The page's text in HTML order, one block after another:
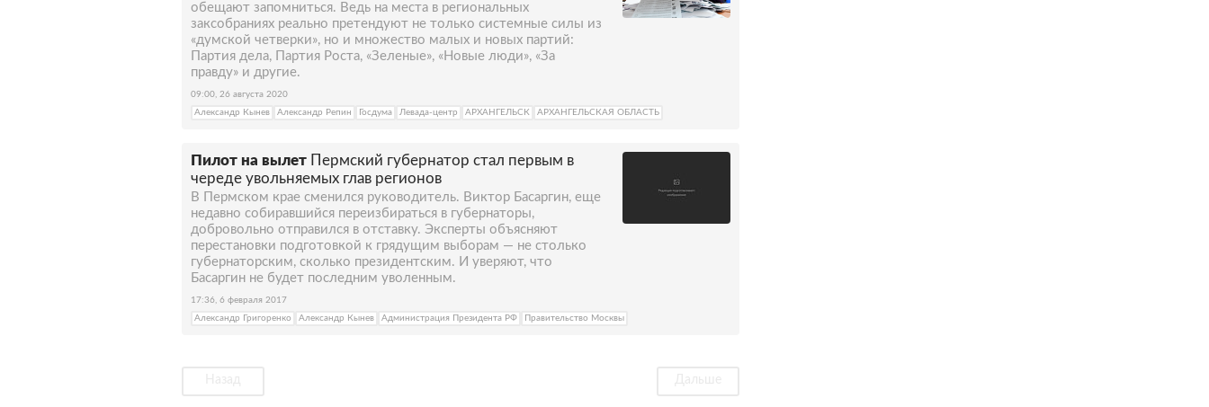
обещают запомниться. Ведь на места в региональных
заксобраниях реально претендуют не только системные силы из
«думской четверки», но и множество малых и новых партий:
Партия дела, Партия Роста, «Зеленые», «Новые люди», «За
правду» и другие.
09:00, 26 августа 2020
Александр Кынев
Александр Репин Госдума Левада-центр АРХАНГЕЛЬСК АРХАНГЕЛЬСКАЯ ОБЛАСТЬ
Пилот на вылет Пермский губернатор стал первым в
череде увольняемых глав регионов
В Пермском крае сменился руководитель. Виктор Басаргин, еще
недавно собиравшийся переизбираться в губернаторы,
добровольно отправился в отставку. Эксперты объясняют
перестановки подготовкой к грядущим выборам — не столько
губернаторским, сколько президентским. И уверяют, что
Басаргин не будет последним уволенным.
17:36, 6 февраля 2017
Александр Григоренко
Александр Кынев Администрация Президента РФ Правительство Москвы